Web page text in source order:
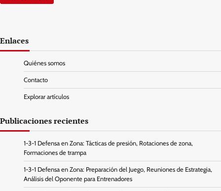
Enlaces
Quiénes somos
Contacto
Explorar artículos
Publicaciones recientes
1-3-1 Defensa en Zona: Tácticas de presión, Rotaciones de zona,
Formaciones de trampa
1-3-1 Defensa en Zona: Preparación del Juego, Reuniones de Estrategia,
Análisis del Oponente para Entrenadores